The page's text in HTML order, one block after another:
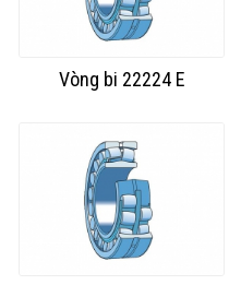
Vòng bi 22224 E